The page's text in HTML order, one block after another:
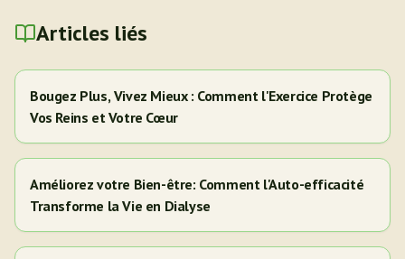
Articles liés
Bougez Plus, Vivez Mieux : Comment l'Exercice Protège
Vos Reins et Votre Cœur
Améliorez votre Bien-être: Comment l'Auto-efficacité
Transforme la Vie en Dialyse